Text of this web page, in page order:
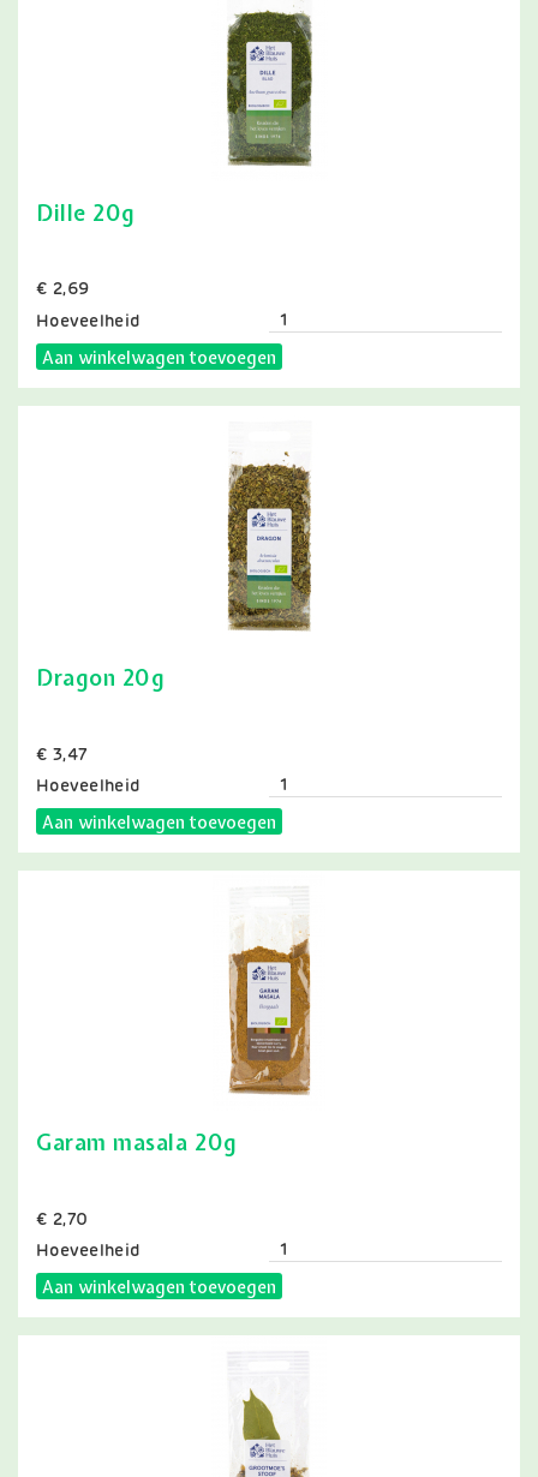
Dille 20g
Prijs
€ 2,69
Hoeveelheid
Aan winkelwagen toevoegen
Dragon 20g
Prijs
€ 3,47
Hoeveelheid
Aan winkelwagen toevoegen
Garam masala 20g
Prijs
€ 2,70
Hoeveelheid
Aan winkelwagen toevoegen